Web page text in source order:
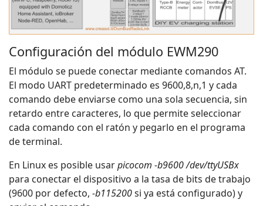
Configuración del módulo EWM290
El módulo se puede conectar mediante comandos AT.
El modo UART predeterminado es 9600,8,n,1 y cada
comando debe enviarse como una sola secuencia, sin
retardo entre caracteres, lo que permite seleccionar
cada comando con el ratón y pegarlo en el programa
de terminal.
En Linux es posible usarpicocom -b9600 /dev/ttyUSBx
para conectar el dispositivo a la tasa de bits de trabajo
(9600 por defecto, -b115200si ya está configurado) y